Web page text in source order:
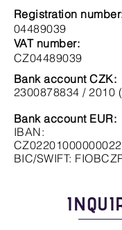
Registration
04489039
VAT number:
CZ04489039
Bank account CZK:
2300878834 / 2010
Bank account EUR:
IBAN:
BIC/SWIFT: